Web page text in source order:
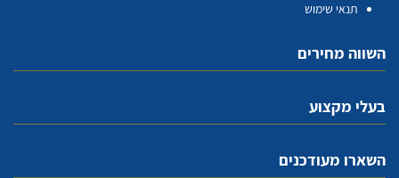
תנאי שימוש
השווה מחירים
בעלי מקצוע
השארו מעודכנים